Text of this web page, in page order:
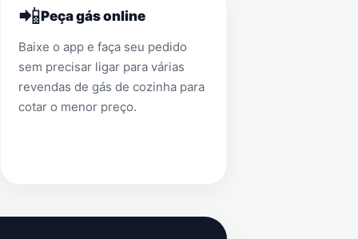
📲Peça gás online
Baixe o app e faça seu pedido
sem precisar ligar para várias
revendas de gás de cozinha para
cotar o menor preço.